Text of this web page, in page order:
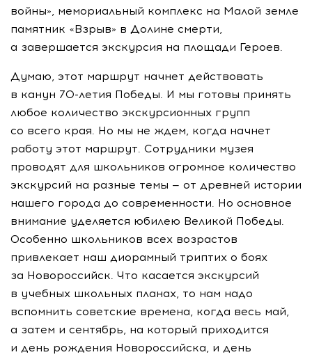
войны», мемориальный комплекс на Малой земле
памятник «Взрыв» в Долине смерти,
а завершается экскурсия на площади Героев.
Думаю, этот маршрут начнет действовать
в канун 70-летия Победы. И мы готовы принять
любое количество экскурсионных групп
со всего края. Но мы не ждем, когда начнет
работу этот маршрут. Сотрудники музея
проводят для школьников огромное количество
экскурсий на разные темы — от древней истории
нашего города до современности. Но основное
внимание уделяется юбилею Великой Победы.
Особенно школьников всех возрастов
привлекает наш диорамный триптих о боях
за Новороссийск. Что касается экскурсий
в учебных школьных планах, то нам надо
вспомнить советские времена, когда весь май,
а затем и сентябрь, на который приходится
и день рождения Новороссийска, и день